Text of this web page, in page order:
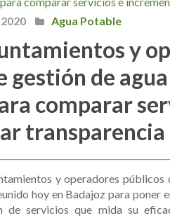
Agua Potable
y
gestión de
comparar
transparencia
y operadores públicos
hoy en Badajoz para poner
de servicios que mida su